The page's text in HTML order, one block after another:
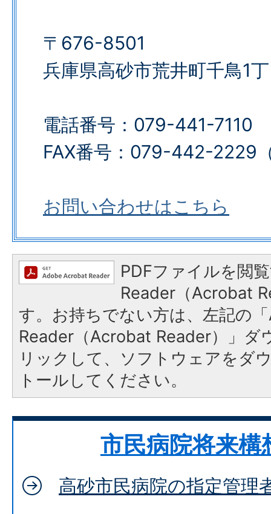
〒676-8501
兵庫県高砂市荒井町千鳥1
電話番号：079-441-7110
FAX番号：079-442-2229​​​​​​​
お問い合わせはこちら
PDFファイルを閲
Reader（Acrobat
す。お持ちでない方は、左記の
Reader（Acrobat Reader）」ダ
リックして、ソフトウェアをダ
トールしてください。
市民病院将来構
高砂市民病院の指定管理